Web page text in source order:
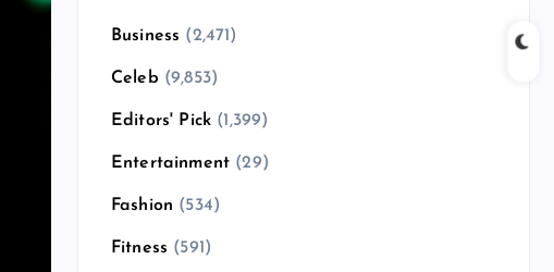
Business (2,471)
Celeb (9,853)
Editors' Pick (1,399)
Entertainment (29)
Fashion (534)
Fitness (591)